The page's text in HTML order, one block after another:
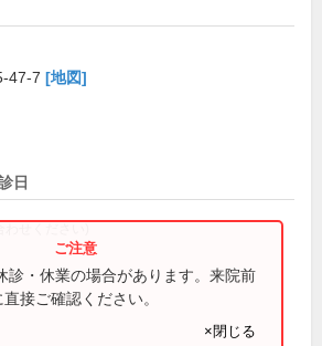
47-7 [地図]
日
せください)
診・休業の場合があります。来院前
接ご確認ください。
×閉じる